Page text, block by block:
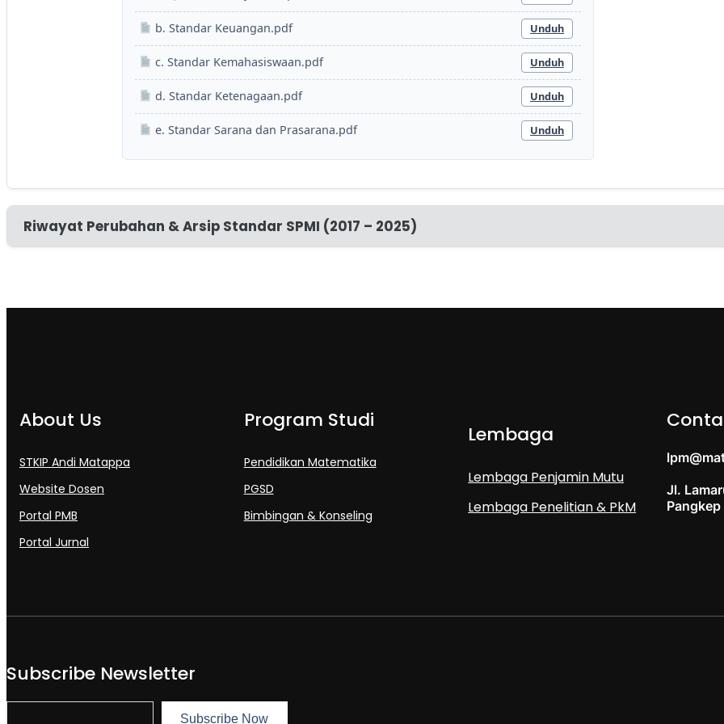
b. Standar Keuangan.pdf Unduh
c. Standar Kemahasiswaan.pdf Unduh
d. Standar Ketenagaan.pdf Unduh
e. Standar Sarana dan Prasarana.pdf Unduh
Riwayat Perubahan & Arsip Standar SPMI (2017 – 2025)
About Us
STKIP Andi Matappa
Website Dosen
Portal PMB
Portal Jurnal
Program Studi
Pendidikan Matematika
PGSD
Bimbingan & Konseling
Lembaga
Lembaga Penjamin Mutu
Lembaga Penelitian & PkM
Jl.
Pangkep
Subscribe Newsletter
Subscribe Now